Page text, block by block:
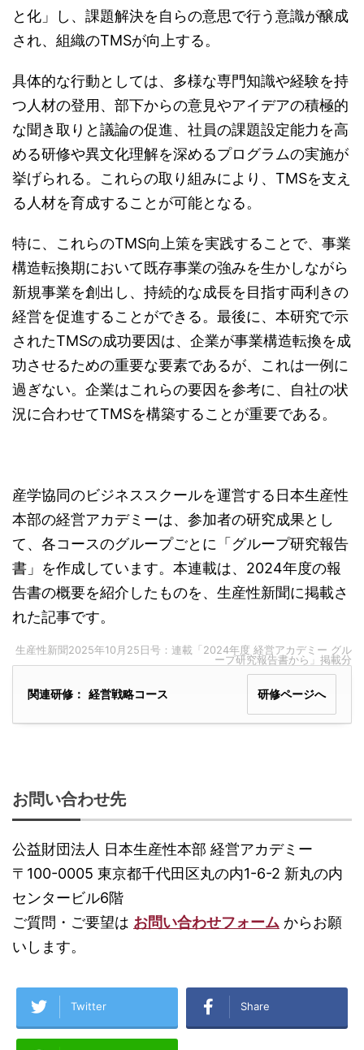
と化」し、課題解決を自らの意思で行う意識が醸成
され、組織のTMSが向上する。
具体的な行動としては、多様な専門知識や経験を持
つ人材の登用、部下からの意見やアイデアの積極的
な聞き取りと議論の促進、社員の課題設定能力を高
める研修や異文化理解を深めるプログラムの実施が
挙げられる。これらの取り組みにより、TMSを支え
る人材を育成することが可能となる。
特に、これらのTMS向上策を実践することで、事業
構造転換期において既存事業の強みを生かしながら
新規事業を創出し、持続的な成長を目指す両利きの
経営を促進することができる。最後に、本研究で示
されたTMSの成功要因は、企業が事業構造転換を成
功させるための重要な要素であるが、これは一例に
過ぎない。企業はこれらの要因を参考に、自社の状
況に合わせてTMSを構築することが重要である。
産学協同のビジネススクールを運営する日本生産性
本部の経営アカデミーは、参加者の研究成果とし
て、各コースのグループごとに「グループ研究報告
書」を作成しています。本連載は、2024年度の報
告書の概要を紹介したものを、生産性新聞に掲載さ
れた記事です。
生産性新聞2025年10月25日号：連載「2024年度 経営アカデミー グル
ープ研究報告書から」掲載分
関連研修： 経営戦略コース 研修ページへ
お問い合わせ先
公益財団法人 日本生産性本部 経営アカデミー
〒100-0005 東京都千代田区丸の内1-6-2 新丸の内
センタービル6階
ご質問・ご要望は お問い合わせフォーム からお願
いします。
Twitter Share